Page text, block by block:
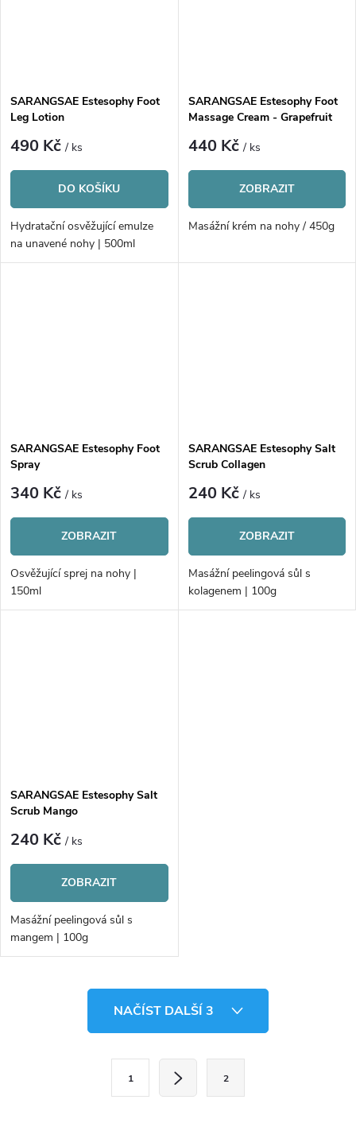
SARANGSAE Estesophy Foot
Leg Lotion
490 Kč/ ks
DO KOŠÍKU
Hydratační osvěžující emulze
na unavené nohy | 500ml
SARANGSAE Estesophy Foot
Massage Cream - Grapefruit
440 Kč/ ks
ZOBRAZIT
Masážní krém na nohy / 450g
SARANGSAE Estesophy Foot
Spray
340 Kč/ ks
ZOBRAZIT
Osvěžující sprej na nohy |
150ml
SARANGSAE Estesophy Salt
Scrub Collagen
240 Kč/ ks
ZOBRAZIT
Masážní peelingová sůl s
kolagenem | 100g
SARANGSAE Estesophy Salt
Scrub Mango
240 Kč/ ks
ZOBRAZIT
Masážní peelingová sůl s
mangem | 100g
NAČÍST DALŠÍ 3
1 2